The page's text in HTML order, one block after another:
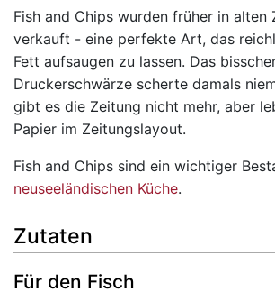
Fish and Chips wurden früher in alten
verkauft - eine perfekte Art, das
Fett aufsaugen zu lassen. Das
Druckerschwärze scherte damals
gibt es die Zeitung nicht mehr, aber
Papier im Zeitungslayout.
Fish and Chips sind ein wichtiger
neuseeländischen Küche.
Zutaten
Für den Fisch